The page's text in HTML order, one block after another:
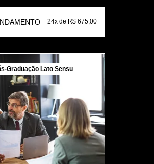
24x de R$ 675,00
Graduação Lato Sensu